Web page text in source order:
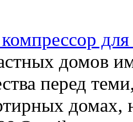
для
домов
перед
домах,